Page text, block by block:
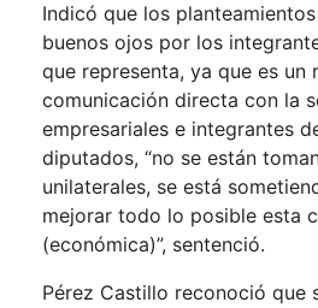
Indicó que los
buenos ojos por los
que representa, ya que es un
comunicación directa con la
empresariales e integrantes
diputados, “no se están
unilaterales, se está
mejorar todo lo posible esta
(económica)”, sentenció.
Pérez Castillo reconoció que